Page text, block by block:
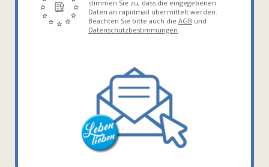
stimmen Sie zu, dass die eingegebenen
Daten an rapidmail übermittelt werden.
Beachten Sie bitte auch die AGB und
Datenschutzbestimmungen.